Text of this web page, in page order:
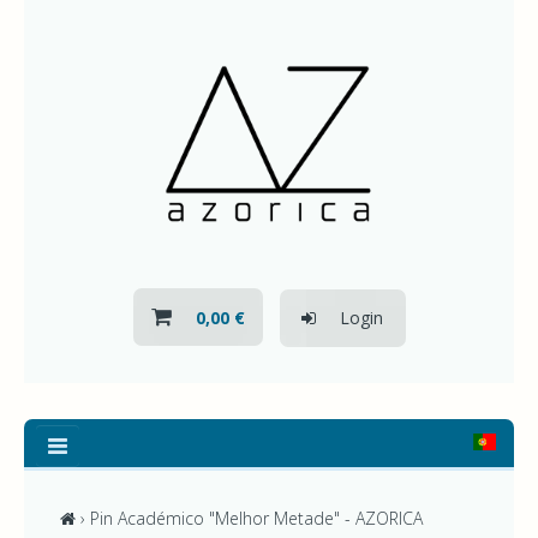
0,00 € Login
OS
PRODUTOS
AZOREAN
› Pin Académico "Melhor Metade" - AZORICA